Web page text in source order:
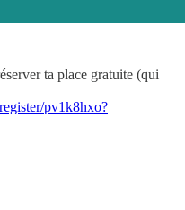
ta place gratuite (qui
pv1k8hxo?